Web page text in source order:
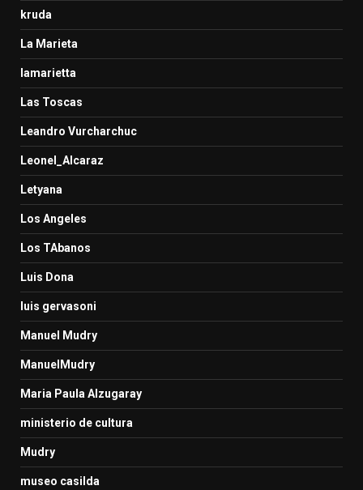
kruda
La Marieta
lamarietta
Las Toscas
Leandro Vurcharchuc
Leonel_Alcaraz
Letyana
Los Angeles
Los TAbanos
Luis Dona
luis gervasoni
Manuel Mudry
ManuelMudry
Maria Paula Alzugaray
ministerio de cultura
Mudry
museo casilda